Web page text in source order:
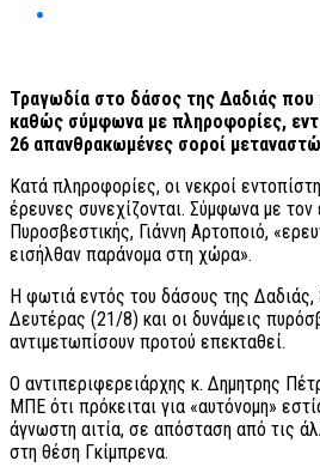
Τραγωδία στο δάσος της Δαδιάς που
καθώς σύμφωνα με πληροφορίες,
26 απανθρακωμένες σοροί
Κατά πληροφορίες, οι νεκροί
έρευνες συνεχίζονται. Σύμφωνα με
Πυροσβεστικής, Γιάννη Αρτοποιό,
εισήλθαν παράνομα στη χώρα».
Η φωτιά εντός του δάσους της
Δευτέρας (21/8) και οι δυνάμεις
αντιμετωπίσουν προτού επεκταθεί.
Ο αντιπεριφερειάρχης κ. Δημητρης
ΜΠΕ ότι πρόκειται για «αυτόνομη»
άγνωστη αιτία, σε απόσταση από τις
στη θέση Γκίμπρενα.